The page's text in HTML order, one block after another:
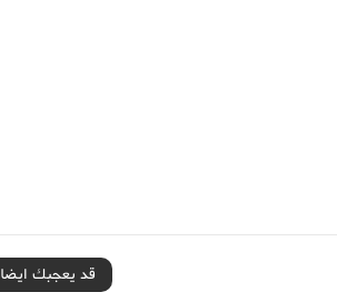
قد يعجبك ايضا